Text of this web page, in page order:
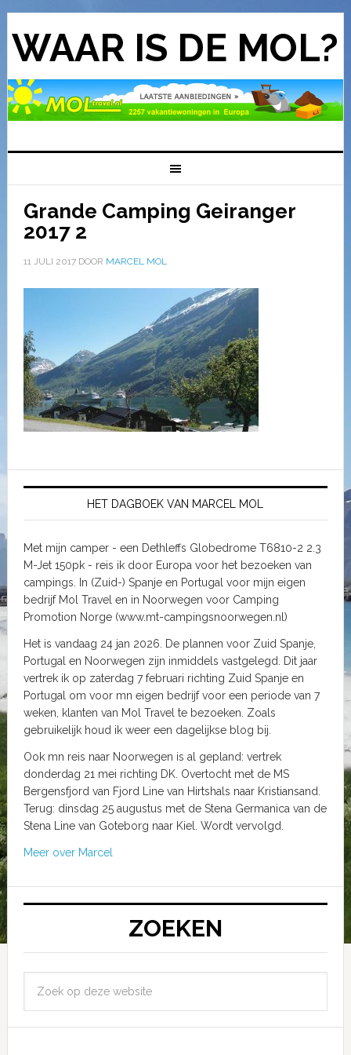
WAAR IS DE MOL?
Grande Camping Geiranger
2017 2
11 JULI 2017DOOR MARCEL MOL
HET DAGBOEK VAN MARCEL MOL
Met mijn camper - een Dethleffs Globedrome T6810-2 2.3
M-Jet 150pk - reis ik door Europa voor het bezoeken van
campings. In (Zuid-) Spanje en Portugal voor mijn eigen
bedrijf Mol Travel en in Noorwegen voor Camping
Promotion Norge (www.mt-campingsnoorwegen.nl)
Het is vandaag 24 jan 2026. De plannen voor Zuid Spanje,
Portugal en Noorwegen zijn inmiddels vastgelegd. Dit jaar
vertrek ik op zaterdag 7 februari richting Zuid Spanje en
Portugal om voor mn eigen bedrijf voor een periode van 7
weken, klanten van Mol Travel te bezoeken. Zoals
gebruikelijk houd ik weer een dagelijkse blog bij.
Ook mn reis naar Noorwegen is al gepland: vertrek
donderdag 21 mei richting DK. Overtocht met de MS
Bergensfjord van Fjord Line van Hirtshals naar Kristiansand.
Terug: dinsdag 25 augustus met de Stena Germanica van de
Stena Line van Goteborg naar Kiel. Wordt vervolgd.
Meer over Marcel
ZOEKEN